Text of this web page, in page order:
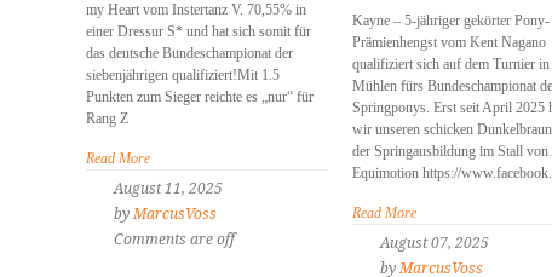
my Heart vom Instertanz V. 70,55% in
einer Dressur S* und hat sich somit für
das deutsche Bundeschampionat der
siebenjährigen qualifiziert!Mit 1.5
Punkten zum Sieger reichte es „nur“ für
Rang Z
Read More
August 11, 2025
byMarcusVoss
Comments are off
Kayne – 5-jähriger gekörter Pony-
Prämienhengst vom Kent Nagano
qualifiziert sich auf dem Turnier in
Mühlen fürs Bundeschampionat
Springponys. Erst seit April 2025
wir unseren schicken
der Springausbildung im Stall von
Equimotion https://
Read More
August 07, 2025
byMarcusVoss